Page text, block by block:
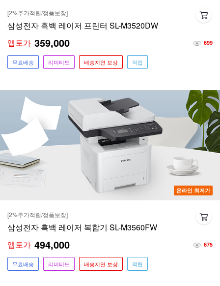
[2%추가적립/정품보장]
삼성전자 흑백 레이저 프린터 SL-M3520DW
699
앱토가 359,000
무료배송 리미티드 배송지연 보상 적립
온라인 최저가
[2%추가적립/정품보장]
삼성전자 흑백 레이저 복합기 SL-M3560FW
675
앱토가 494,000
무료배송 리미티드 배송지연 보상 적립